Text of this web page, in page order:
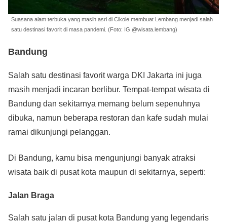
Suasana alam terbuka yang masih asri di Cikole membuat Lembang menjadi salah
satu destinasi favorit di masa pandemi. (Foto: IG @wisata.lembang)
Bandung
Salah satu destinasi favorit warga DKI Jakarta ini juga
masih menjadi incaran berlibur. Tempat-tempat wisata di
Bandung dan sekitarnya memang belum sepenuhnya
dibuka, namun beberapa restoran dan kafe sudah mulai
ramai dikunjungi pelanggan.
Di Bandung, kamu bisa mengunjungi banyak atraksi
wisata baik di pusat kota maupun di sekitarnya, seperti:
Jalan Braga
Salah satu jalan di pusat kota Bandung yang legendaris